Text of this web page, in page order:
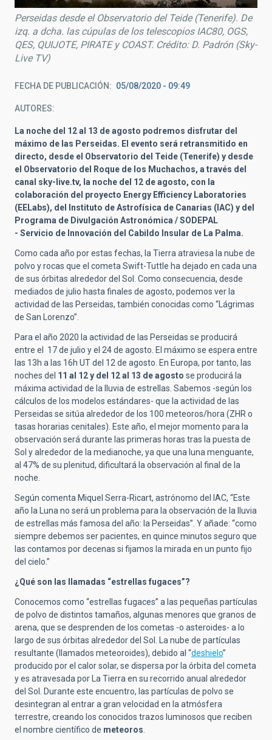
Perseidas desde el Observatorio del Teide (Tenerife). De
izq. a dcha. las cúpulas de los telescopios IAC80, OGS,
QES, QUIJOTE, PIRATE y COAST. Crédito: D. Padrón (Sky-
Live TV)
FECHA DE PUBLICACIÓN 05/08/2020 - 09:49
AUTORES
La noche del 12 al 13 de agosto podremos disfrutar del
máximo de las Perseidas. El evento será retransmitido en
directo, desde el Observatorio del Teide (Tenerife) y desde
el Observatorio del Roque de los Muchachos, a través del
canal sky-live.tv, la noche del 12 de agosto, con la
colaboración del proyecto Energy Efficiency Laboratories
(EELabs), del Instituto de Astrofísica de Canarias (IAC) y del
Programa de Divulgación Astronómica / SODEPAL
- Servicio de Innovación del Cabildo Insular de La Palma.
Como cada año por estas fechas, la Tierra atraviesa la nube de
polvo y rocas que el cometa Swift-Tuttle ha dejado en cada una
de sus órbitas alrededor del Sol. Como consecuencia, desde
mediados de julio hasta finales de agosto, podemos ver la
actividad de las Perseidas, también conocidas como “Lágrimas
de San Lorenzo”.
Para el año 2020 la actividad de las Perseidas se producirá
entre el 17 de julio y el 24 de agosto. El máximo se espera entre
las 13h a las 16h UT del 12 de agosto. En Europa, por tanto, las
noches del 11 al 12 y del 12 al 13 de agosto se producirá la
máxima actividad de la lluvia de estrellas. Sabemos -según los
cálculos de los modelos estándares- que la actividad de las
Perseidas se sitúa alrededor de los 100 meteoros/hora (ZHR o
tasas horarias cenitales). Este año, el mejor momento para la
observación será durante las primeras horas tras la puesta de
Sol y alrededor de la medianoche, ya que una luna menguante,
al 47% de su plenitud, dificultará la observación al final de la
noche.
Según comenta Miquel Serra-Ricart, astrónomo del IAC, “Este
año la Luna no será un problema para la observación de la lluvia
de estrellas más famosa del año: la Perseidas”. Y añade: “como
siempre debemos ser pacientes, en quince minutos seguro que
las contamos por decenas si fijamos la mirada en un punto fijo
del cielo.”
¿Qué son las llamadas “estrellas fugaces”?
Conocemos como “estrellas fugaces” a las pequeñas partículas
de polvo de distintos tamaños, algunas menores que granos de
arena, que se desprenden de los cometas -o asteroides- a lo
largo de sus órbitas alrededor del Sol. La nube de partículas
resultante (llamados meteoroides), debido al “deshielo”
producido por el calor solar, se dispersa por la órbita del cometa
y es atravesada por La Tierra en su recorrido anual alrededor
del Sol. Durante este encuentro, las partículas de polvo se
desintegran al entrar a gran velocidad en la atmósfera
terrestre, creando los conocidos trazos luminosos que reciben
el nombre científico de meteoros